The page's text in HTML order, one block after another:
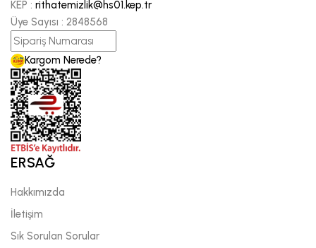
KEP : rithatemizlik@hs01.kep.tr
Üye Sayısı : 2848568
Kargom Nerede?
ERSAĞ
Hakkımızda
İletişim
Sık Sorulan Sorular